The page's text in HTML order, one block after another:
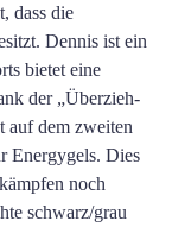
dass die
Dennis ist ein
bietet eine
der „Überzieh-
auf dem zweiten
Energygels. Dies
noch
schwarz/grau